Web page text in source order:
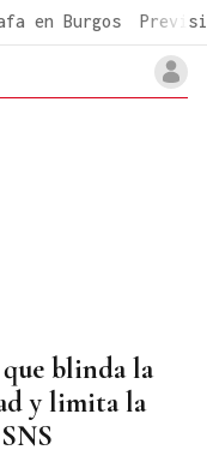
en Burgos
blinda la
y limita la